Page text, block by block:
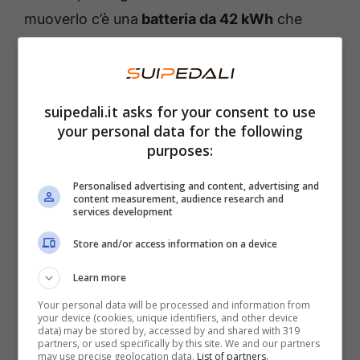
muoverlo c’è una batteria da 42 kWh che
con la possibilità di sfruttare una
La nuova Callum Skye – Foto credits Callum media
suipedali.it asks for your consent to use
your personal data for the following
purposes:
Personalised advertising and content, advertising and
content measurement, audience research and
services development
Store and/or access information on a device
Learn more
Your personal data will be processed and information from
your device (cookies, unique identifiers, and other device
data) may be stored by, accessed by and shared with 319
partners, or used specifically by this site. We and our partners
may use precise geolocation data. List of partners.